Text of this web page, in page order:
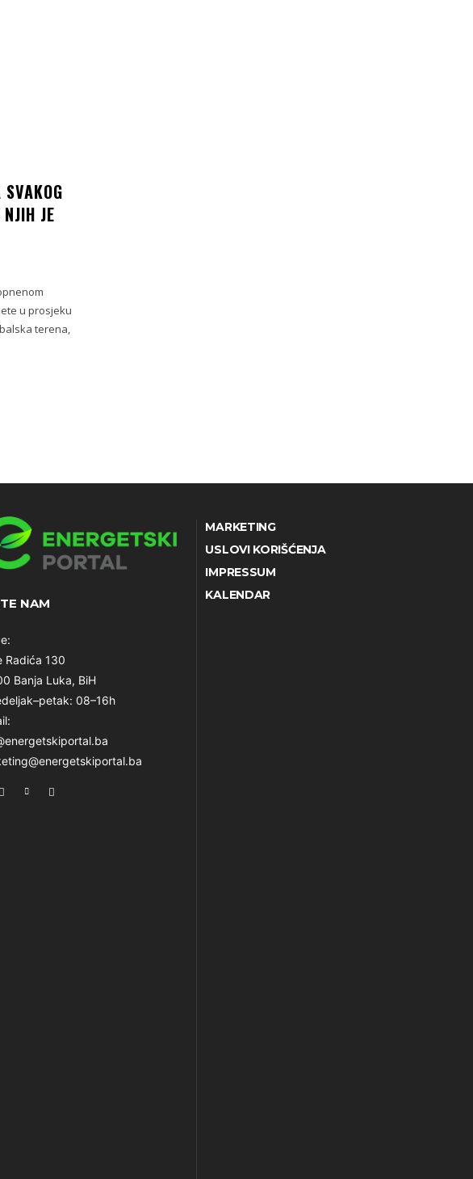
JE
u prosjeku
terena,
NAM
Radića 130
Banja Luka, BiH
08–16h
MARKETING
USLOVI KORIŠĆENJA
IMPRESSUM
KALENDAR